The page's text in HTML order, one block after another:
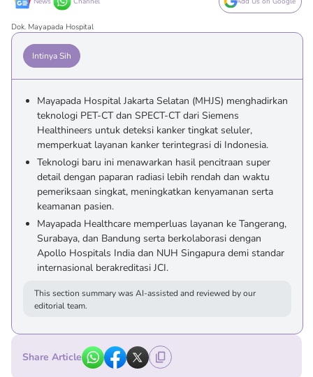
Dok. Mayapada Hospital
Intinya Sih
Mayapada Hospital Jakarta Selatan (MHJS) menghadirkan
teknologi PET-CT dan SPECT-CT dari Siemens
Healthineers untuk deteksi kanker tingkat seluler,
memperkuat layanan kanker terintegrasi di Indonesia.
Teknologi baru ini menawarkan hasil pencitraan super
detail dengan paparan radiasi lebih rendah dan waktu
pemeriksaan singkat, meningkatkan kenyamanan serta
keamanan pasien.
Mayapada Healthcare memperluas layanan ke Tangerang,
Surabaya, dan Bandung serta berkolaborasi dengan
Apollo Hospitals India dan NUH Singapura demi standar
internasional berakreditasi JCI.
This section summary was AI-assisted and reviewed by our
editorial team.
Share Article